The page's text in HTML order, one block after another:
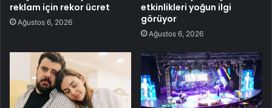
reklam için rekor ücret
Ağustos 6, 2026
etkinlikleri yoğun ilgi
görüyor
Ağustos 6, 2026